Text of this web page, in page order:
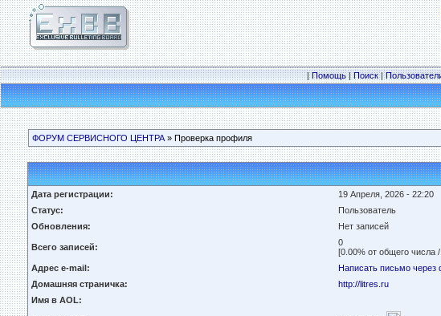
|Помощь|Поиск|
ФОРУМ СЕРВИСНОГО ЦЕНТРА » Проверка профиля
Дата регистрации:
19 Апреля, 2026 - 22:20
Статус:
Пользователь
Обновления:
Нет записей
Всего записей:
0
[0.00% от общего числа
Адрес e-mail:
Написать письмо через
Домашняя страничка:
http://litres.ru
Имя в AOL: